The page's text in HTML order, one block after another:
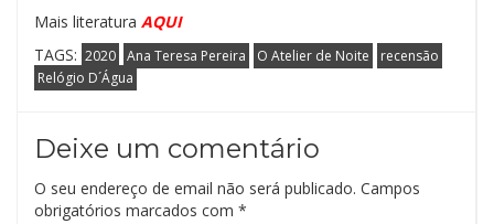
Mais literatura AQUI
TAGS: 2020 Ana Teresa Pereira O Atelier de Noite
recensão
Relógio D´Água
Deixe um comentário
O seu endereço de email não será publicado. Campos
obrigatórios marcados com *